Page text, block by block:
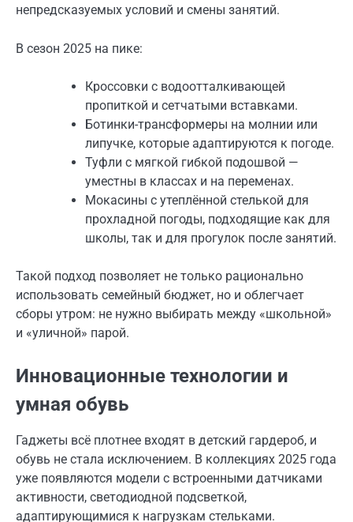
непредсказуемых условий и смены занятий.
В сезон 2025 на пике:
Кроссовки с водоотталкивающей
пропиткой и сетчатыми вставками.
Ботинки-трансформеры на молнии или
липучке, которые адаптируются к погоде.
Туфли с мягкой гибкой подошвой —
уместны в классах и на переменах.
Мокасины с утеплённой стелькой для
прохладной погоды, подходящие как для
школы, так и для прогулок после занятий.
Такой подход позволяет не только рационально
использовать семейный бюджет, но и облегчает
сборы утром: не нужно выбирать между «школьной»
и «уличной» парой.
Инновационные технологии и
умная обувь
Гаджеты всё плотнее входят в детский гардероб, и
обувь не стала исключением. В коллекциях 2025 года
уже появляются модели с встроенными датчиками
активности, светодиодной подсветкой,
адаптирующимися к нагрузкам стельками.